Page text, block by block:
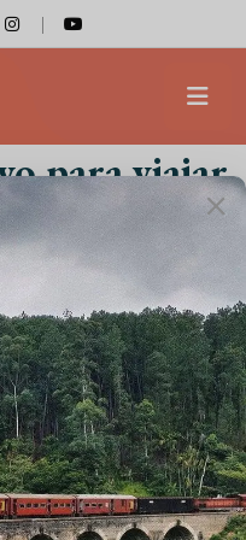
para viajar
viajar a India